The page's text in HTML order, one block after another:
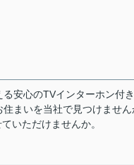
安心のTVインターホン付
まいを当社で見つけませ
いただけませんか。